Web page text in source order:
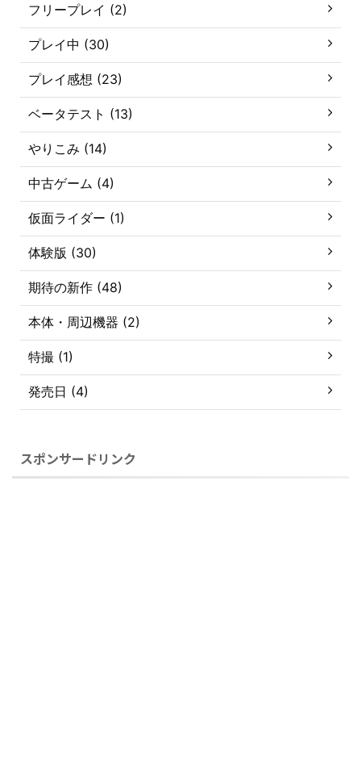
フリープレイ (2)
プレイ中 (30)
プレイ感想 (23)
ベータテスト (13)
やりこみ (14)
中古ゲーム (4)
仮面ライダー (1)
体験版 (30)
期待の新作 (48)
本体・周辺機器 (2)
特撮 (1)
発売日 (4)
スポンサードリンク